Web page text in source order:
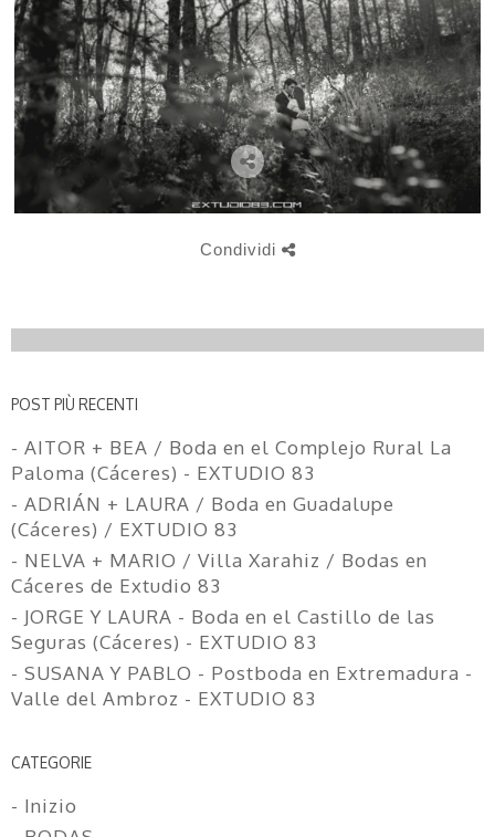
Condividi
POST PIÙ RECENTI
- AITOR + BEA / Boda en el Complejo Rural La
Paloma (Cáceres) - EXTUDIO 83
- ADRIÁN + LAURA / Boda en Guadalupe
(Cáceres) / EXTUDIO 83
- NELVA + MARIO / Villa Xarahiz / Bodas en
Cáceres de Extudio 83
- JORGE Y LAURA - Boda en el Castillo de las
Seguras (Cáceres) - EXTUDIO 83
- SUSANA Y PABLO - Postboda en Extremadura -
Valle del Ambroz - EXTUDIO 83
CATEGORIE
- Inizio